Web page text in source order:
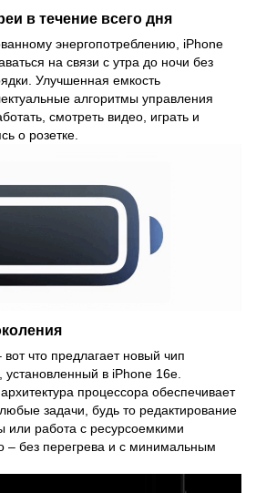
в течение всего дня
энергопотреблению, iPhone
на связи с утра до ночи без
Улучшенная емкость
алгоритмы управления
смотреть видео, играть и
о розетке.
что предлагает новый чип
установленный в iPhone 16e.
процессора обеспечивает
задачи, будь то редактирование
или работа с ресурсоемкими
– без перегрева и с минимальным